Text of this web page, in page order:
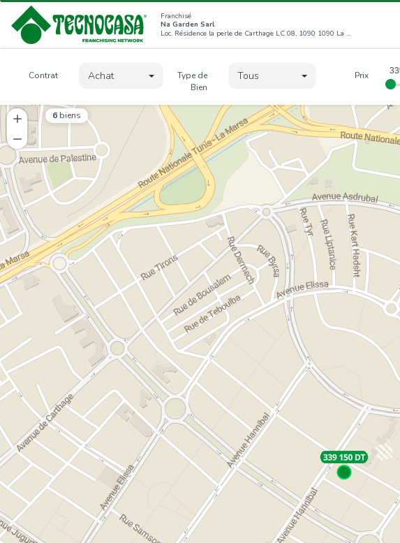
Franchisé
Na Garden Sarl
Loc. Résidence la perle de Carthage LC 08, 1090 1090 La Goulette (GT)
Contrat Achat
Type de
Bien
Tous Prix
6 biens